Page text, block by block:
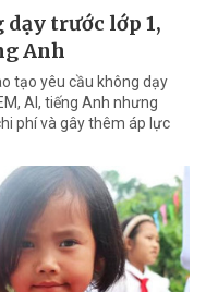
dạy trước lớp 1,
Anh
tạo yêu cầu không dạy
AI, tiếng Anh nhưng
phí và gây thêm áp lực